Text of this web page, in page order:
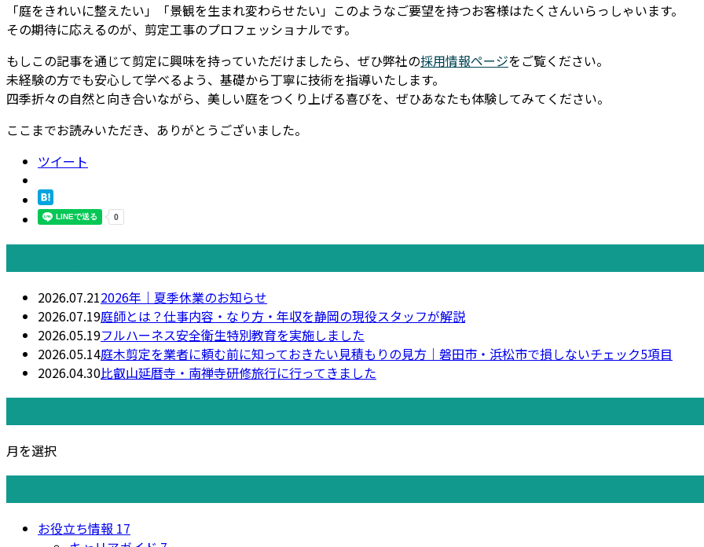
「庭をきれいに整えたい」「景観を生まれ変わらせたい」――このようなご要望を持つお客様はたくさんいらっしゃいます。
その期待に応えるのが、剪定工事のプロフェッショナルです。
もしこの記事を通じて剪定に興味を持っていただけましたら、ぜひ弊社の採用情報ページをご覧ください。
未経験の方でも安心して学べるよう、基礎から丁寧に技術を指導いたします。
四季折々の自然と向き合いながら、美しい庭をつくり上げる喜びを、ぜひあなたも体験してみてください。
ここまでお読みいただき、ありがとうございました。
ツイート
2026.07.212026年｜夏季休業のお知らせ
2026.07.19庭師とは？仕事内容・なり方・年収を静岡の現役スタッフが解説
2026.05.19フルハーネス安全衛生特別教育を実施しました
2026.05.14庭木剪定を業者に頼む前に知っておきたい見積もりの見方｜磐田市・浜松市で損しないチェック5項目
2026.04.30比叡山延暦寺・南禅寺研修旅行に行ってきました
月を選択
お役立ち情報 17